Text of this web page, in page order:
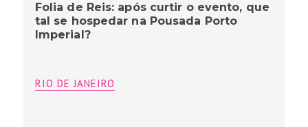
Folia de Reis: após curtir o evento, que
tal se hospedar na Pousada Porto
Imperial?
RIO DE JANEIRO